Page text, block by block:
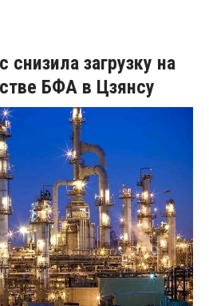
снизила загрузку на
БФА в Цзянсу